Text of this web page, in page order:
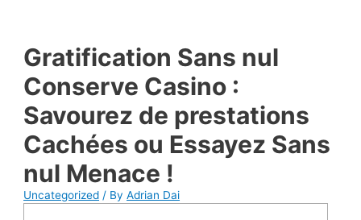
Gratification Sans nul
Conserve Casino :
Savourez de prestations
Cachées ou Essayez Sans
nul Menace !
Uncategorized / ByAdrian Dai